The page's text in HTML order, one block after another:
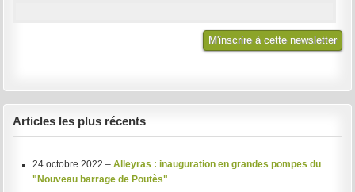
Articles les plus récents
24 octobre 2022 – Alleyras : inauguration en grandes pompes du
"Nouveau barrage de Poutès"